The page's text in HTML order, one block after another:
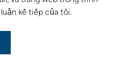
kế tiếp của tôi.